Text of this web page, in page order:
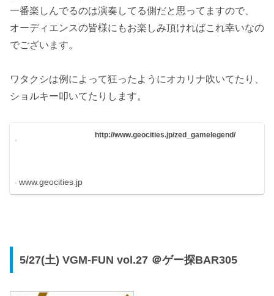
一番楽しんでるのは演奏してる側だと思ってますので、
オーディエンスの皆様にもお楽しみ頂ければこれ幸いなの
でございます。
ワタクシは例によって狂ったようにオカリナ吹いてたり、
ショルキー叩いてたりします。
http://www.geocities.jp/zed_gamelegend/
www.geocities.jp
5/27(土) VGM-FUN vol.27 ＠ゲー探BAR305